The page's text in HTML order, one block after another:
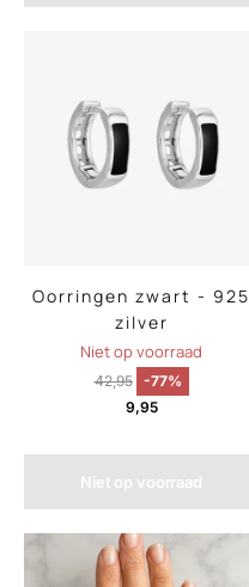
Oorringen zwart - 925
zilver
Niet op voorraad
42,95
-77%
9,95
Niet op voorraad